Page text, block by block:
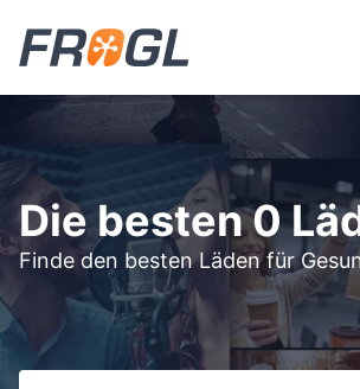
Die besten 0
Finde den besten Läden für